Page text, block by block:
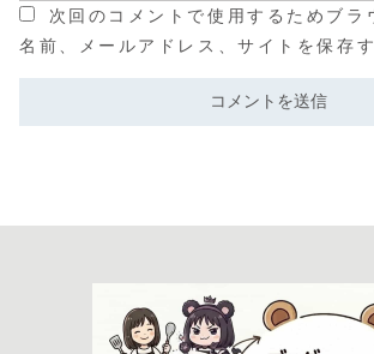
次回のコメントで使用するためブラ
名前、メールアドレス、サイトを保存す